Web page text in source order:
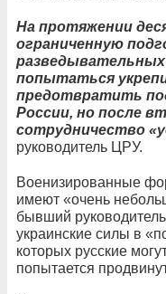
На протяжении
ограниченную
попытаться
предотвратить
России, но после
сотрудничество
руководитель ЦРУ.
Военизированные
имеют «очень
бывший
украинские силы в
которых русские
попытается